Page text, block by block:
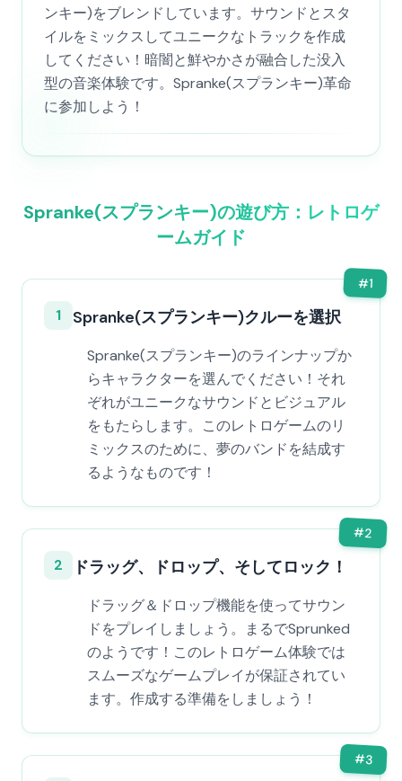
ンキー)をブレンドしています。サウンドとスタ
イルをミックスしてユニークなトラックを作成
してください！暗闇と鮮やかさが融合した没入
型の音楽体験です。Spranke(スプランキー)革命
に参加しよう！
Spranke(スプランキー)の遊び方：レトロゲ
ームガイド
#1
1 Spranke(スプランキー)クルーを選択
Spranke(スプランキー)のラインナップか
らキャラクターを選んでください！それ
ぞれがユニークなサウンドとビジュアル
をもたらします。このレトロゲームのリ
ミックスのために、夢のバンドを結成す
るようなものです！
#2
2 ドラッグ、ドロップ、そしてロック！
ドラッグ＆ドロップ機能を使ってサウン
ドをプレイしましょう。まるでSprunked
のようです！このレトロゲーム体験では
スムーズなゲームプレイが保証されてい
ます。作成する準備をしましょう！
#3